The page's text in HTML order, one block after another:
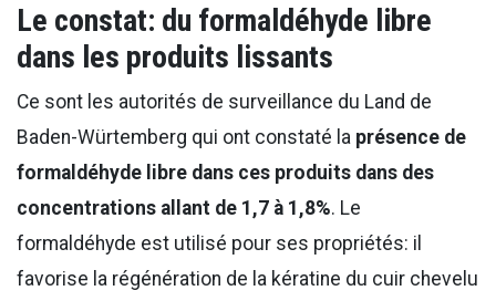
Le constat: du formaldéhyde libre
dans les produits lissants
Ce sont les autorités de surveillance du Land de
Baden-Würtemberg qui ont constaté la présence de
formaldéhyde libre dans ces produits dans des
concentrations allant de 1,7 à 1,8%. Le
formaldéhyde est utilisé pour ses propriétés: il
favorise la régénération de la kératine du cuir chevelu